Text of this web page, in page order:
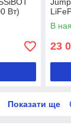
Вт)
В
23
Показати ще